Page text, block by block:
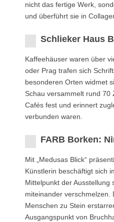
nicht das fertige Werk,
und überführt sie in
Schlieker Haus
Kaffeehäuser waren über
oder Prag trafen sich
besonderen Orten widmet
Schau versammelt rund 70
Cafés fest und erinnert
verbunden waren.
FARB Borken:
Mit „Medusas Blick“
Künstlerin beschäftigt sich
Mittelpunkt der
miteinander verschmelzen.
Menschen zu Stein
Ausgangspunkt von